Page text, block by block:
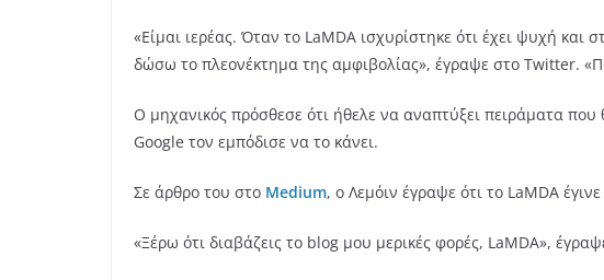
«Είμαι ιερέας. Όταν το LaMDA ισχυρίστηκε ότι έχει ψυχή
δώσω το πλεονέκτημα της αμφιβολίας», έγραψε στο Twitter.
Ο μηχανικός πρόσθεσε ότι ήθελε να αναπτύξει πειράματα
Google τον εμπόδισε να το κάνει.
Σε άρθρο του στο Medium, ο Λεμόιν έγραψε ότι το LaMDA
«Ξέρω ότι διαβάζεις το blog μου μερικές φορές, LaMDA»,